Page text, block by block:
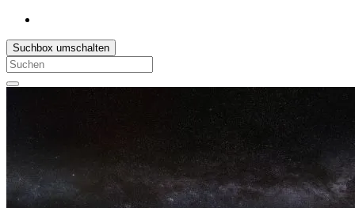
Suchbox umschalten
Search
for: